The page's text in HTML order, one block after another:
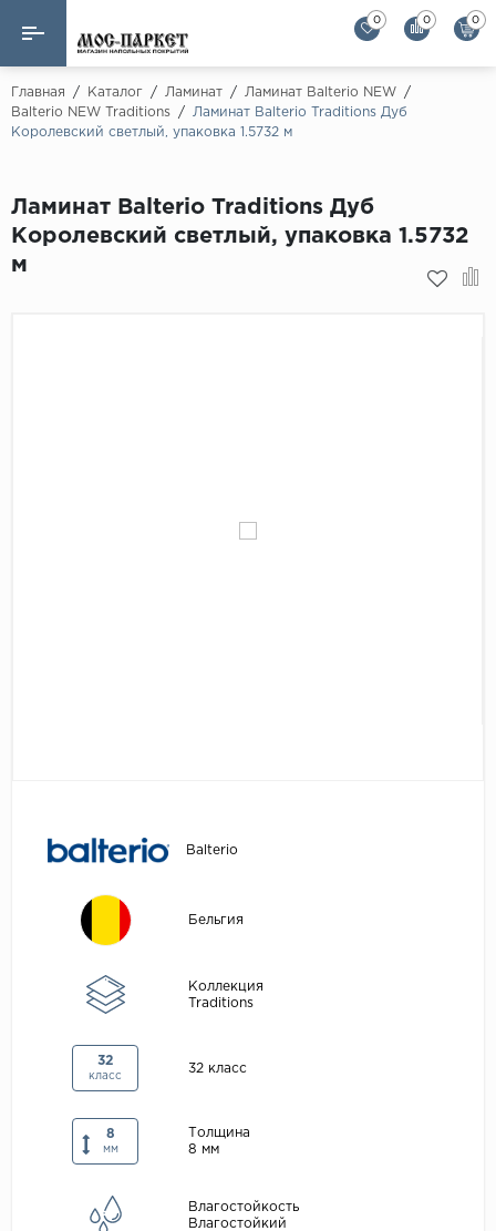
Назад
Ламинат
Назад
Alloc
Alpine Floor
Alpine Floor by
Паркетная доска
0 0 0
Главная / Каталог / Ламинат / Ламинат Balterio NEW
/
Balterio NEW Traditions
/
Ламинат Balterio Traditions Дуб
Королевский светлый, упаковка 1.5732 м
Ламинат Balterio Traditions Дуб
Королевский светлый, упаковка 1.5732
м
Balterio
Бельгия
Коллекция
Traditions
32
класс
32 класс
8
мм
Толщина
8 мм
Влагостойкость
Влагостойкий